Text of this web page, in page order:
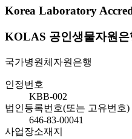
Korea Laboratory
KOLAS 공인생물자원은
국가병원체자원은행
인정번호
KBB-002
법인등록번호(또는 고유번호)
646-83-00041
사업장소재지